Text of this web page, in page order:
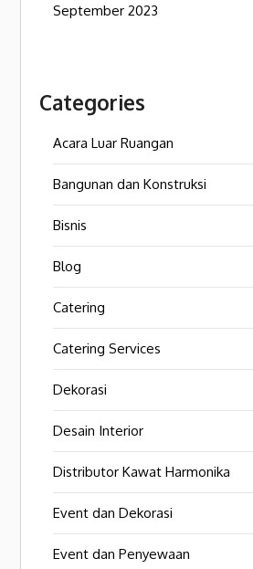
September 2023
Categories
Acara Luar Ruangan
Bangunan dan Konstruksi
Bisnis
Blog
Catering
Catering Services
Dekorasi
Desain Interior
Distributor Kawat Harmonika
Event dan Dekorasi
Event dan Penyewaan